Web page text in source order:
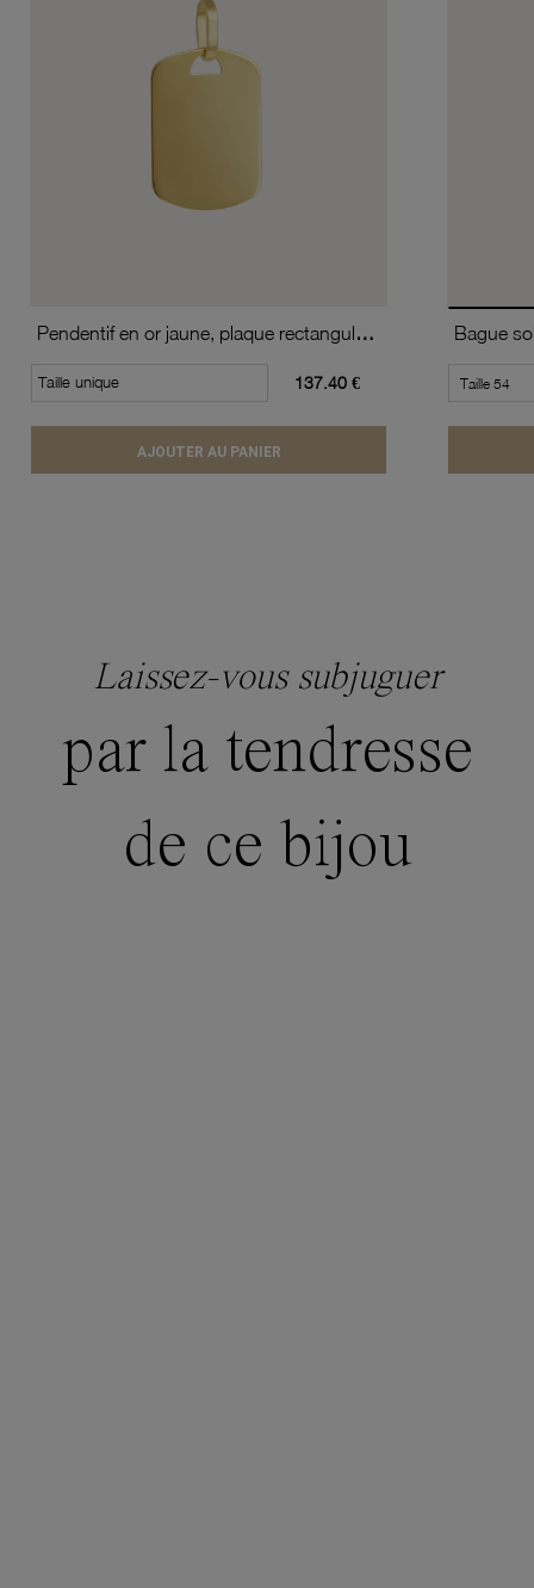
Pendentif en or jaune, plaque rectangulaire
Taille unique 137.40 €
AJOUTER AU PANIER
Laissez-vous subjuguer
par la tendresse
de ce bijou